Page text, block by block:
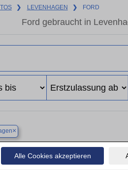
Alle Cookies akzeptieren
❯ LEVENHAGEN ❯ FORD
Ford gebraucht in
×
Finden Sie in Levenhagen
Sie in Levenhagen gebrauchte Ford